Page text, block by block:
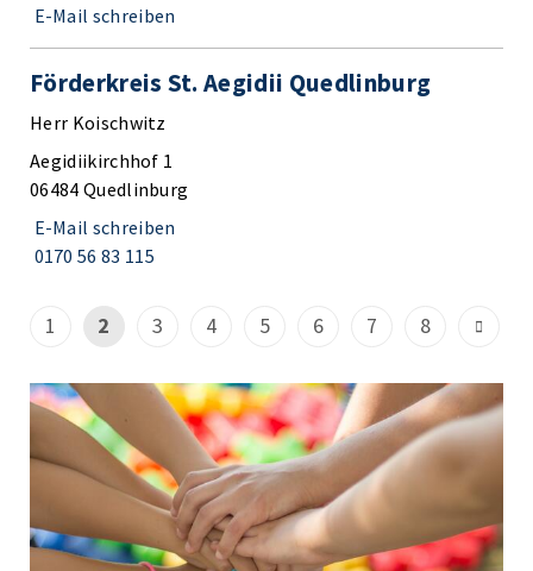
E-Mail schreiben
Förderkreis St. Aegidii Quedlinburg
Herr Koischwitz
Aegidiikirchhof 1
06484 Quedlinburg
E-Mail schreiben
0170 56 83 115
1 2 3 4 5 6 7 8